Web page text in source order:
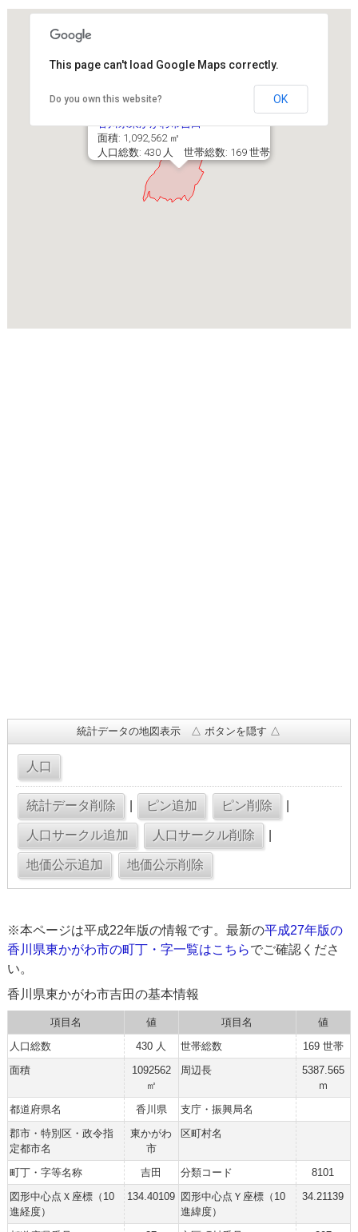
香川県東かがわ市吉田
面積: 1,092,562 ㎡
人口総数: 430 人 世帯総数: 169 世帯
This page can't load Google Maps correctly.
Do you own this website? OK
統計データの地図表示 △ ボタンを隠す △
※本ページは平成22年版の情報です。最新の平成27年版の
香川県東かがわ市の町丁・字一覧はこちらでご確認くださ
い。
香川県東かがわ市吉田の基本情報
項目名 値 項目名
値
人口総数
430 人 世帯総数
169 世帯
面積
1092562
㎡
周辺長
5387.565
ｍ
都道府県名
香川県
支庁・振興局名
郡市・特別区・政令指
定都市名
東かがわ
市
区町村名
町丁・字等名称 吉田 分類コード
8101
図形中心点Ｘ座標（10
進経度）
134.40109 図形中心点Ｙ座標（10
進緯度）
34.21139